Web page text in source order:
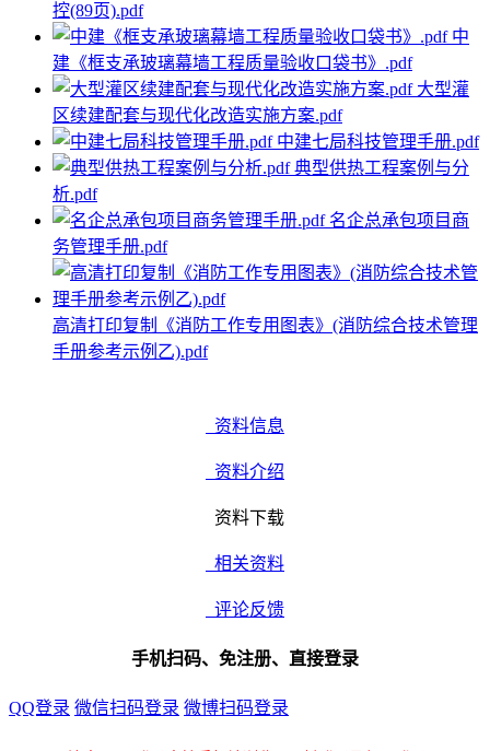
控(89页).pdf
中
建《框支承玻璃幕墙工程质量验收口袋书》.pdf
大型灌
区续建配套与现代化改造实施方案.pdf
中建七局科技管理手册.pdf
典型供热工程案例与分
析.pdf
名企总承包项目商
务管理手册.pdf
高清打印复制《消防工作专用图表》(消防综合技术管理
手册参考示例乙).pdf
资料信息
资料介绍
资料下载
相关资料
评论反馈
手机扫码、免注册、直接登录
QQ登录 微信扫码登录 微博扫码登录